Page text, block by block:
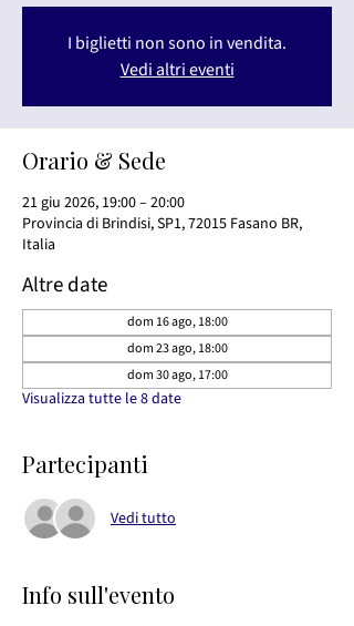
I biglietti non sono in vendita.
Vedi altri eventi
Orario & Sede
21 giu 2026, 19:00 – 20:00
Provincia di Brindisi, SP1, 72015 Fasano BR,
Italia
Altre date
dom 16 ago, 18:00
dom 23 ago, 18:00
dom 30 ago, 17:00
Visualizza tutte le 8 date
Partecipanti
Vedi tutto
Info sull'evento